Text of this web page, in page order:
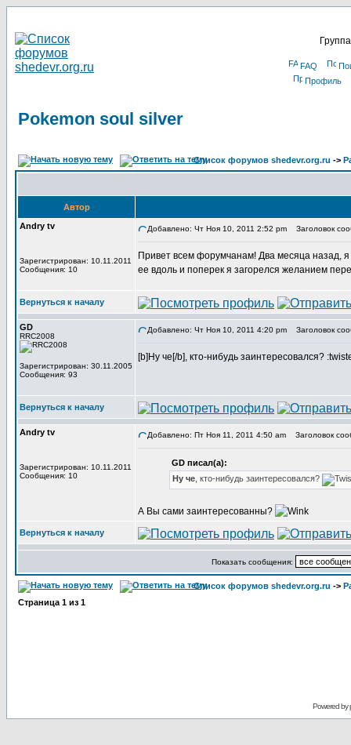
FAQ
Профиль
Pokemon soul silver
Список форумов shedevr.org.ru ->
Автор
Andry tv
Зарегистрирован: 10.11.2011
Сообщения: 10
Добавлено: Чт Ноя 10, 2011 2:52 pm Заголовок
Привет всем форумчанам! Два месяца назад,
ее вдоль и поперек я загорелся желанием
Вернуться к началу
GD
RRC2008
Зарегистрирован: 30.11.2005
Сообщения: 93
Добавлено: Чт Ноя 10, 2011 4:20 pm Заголовок
[b]Ну че[/b], кто-нибудь заинтересовался?
Вернуться к началу
Andry tv
Зарегистрирован: 10.11.2011
Сообщения: 10
Добавлено: Пт Ноя 11, 2011 4:50 am Заголовок
GD писал(а):
Ну че , кто-нибудь заинтересовался?
А Вы сами заинтересованны?
Вернуться к началу
Показать сообщения:
Список форумов shedevr.org.ru ->
Страница 1 из 1
Powered by